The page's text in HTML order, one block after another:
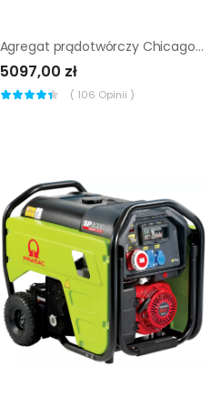
Agregat prądotwórczy Chicago Pneumatic CPPG 5 |
5097,00 zł
( 106 Opinii )